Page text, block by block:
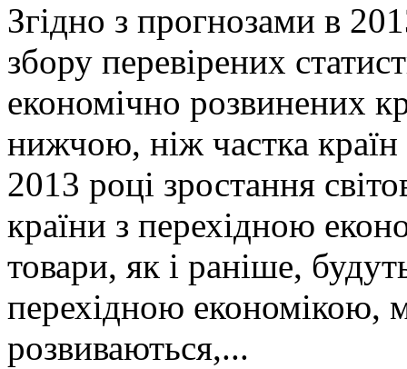
Згідно з прогнозами в
збору перевірених
економічно розвинених
нижчою, ніж частка
2013 році зростання
країни з перехідною
товари, як і раніше,
перехідною економікою,
розвиваються,...